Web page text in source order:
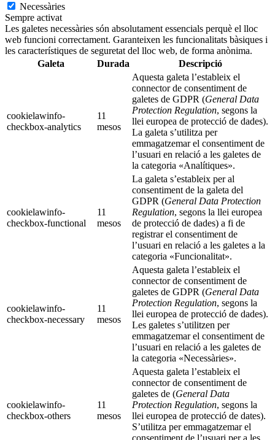
Necessàries
Sempre activat
Les galetes necessàries són absolutament essencials perquè el lloc
web funcioni correctament. Garanteixen les funcionalitats bàsiques i
les característiques de seguretat del lloc web, de forma anònima.
Galeta
Durada Descripció
cookielawinfo-
checkbox-analytics
11
mesos
Aquesta galeta l’estableix el
connector de consentiment de
galetes de GDPR (General Data
Protection Regulation, segons la
llei europea de protecció de dades).
La galeta s’utilitza per
emmagatzemar el consentiment de
l’usuari en relació a les galetes de
la categoria «Analítiques».
cookielawinfo-
checkbox-functional
11
mesos
La galeta s’estableix per al
consentiment de la galeta del
GDPR (General Data Protection
Regulation, segons la llei europea
de protecció de dades) a fi de
registrar el consentiment de
l’usuari en relació a les galetes a la
categoria «Funcionalitat».
cookielawinfo-
checkbox-necessary
11
mesos
Aquesta galeta l’estableix el
connector de consentiment de
galetes de GDPR (General Data
Protection Regulation, segons la
llei europea de protecció de dades).
Les galetes s’utilitzen per
emmagatzemar el consentiment de
l’usuari en relació a les galetes de
la categoria «Necessàries».
cookielawinfo-
checkbox-others
11
mesos
Aquesta galeta l’estableix el
connector de consentiment de
galetes de (General Data
Protection Regulation, segons la
llei europea de protecció de dates).
S’utilitza per emmagatzemar el
consentiment de l’usuari per a les